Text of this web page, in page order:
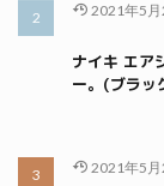
2021年5月
ナイキ エア
ー。(ブラッ
2021年5月